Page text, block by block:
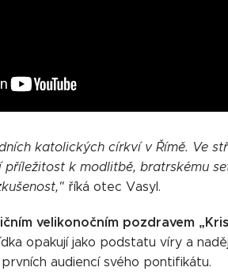
katolických církví v Římě. Ve
k modlitbě, bratrskému
říká otec Vasyl.
velikonočním pozdravem
opakují jako podstatu víry a
audiencí svého pontifikátu.